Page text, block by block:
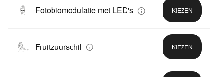
Fotobiomodulatie met LED's KIEZEN
Fruitzuurschil KIEZEN